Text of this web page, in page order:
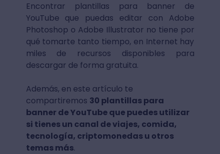
Encontrar plantillas para banner de
YouTube que puedas editar con Adobe
Photoshop o Adobe Illustrator no tiene por
qué tomarte tanto tiempo, en Internet hay
miles de recursos disponibles para
descargar de forma gratuita.
Además, en este artículo te
compartiremos 30 plantillas para
banner de YouTube que puedes utilizar
si tienes un canal de viajes, comida,
tecnología, criptomonedas u otros
temas más.